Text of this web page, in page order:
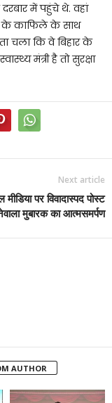
में पहुंचे थे. वहां
के काफिले के साथ
चला कि वे बिहार के
मंत्री है तो सुरक्षा
Next article
पर विवादास्पद पोस्ट
मुबारक का आत्मसमर्पण
AUTHOR